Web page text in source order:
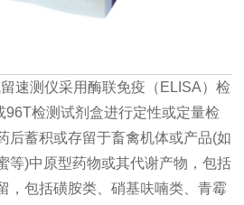
速测仪采用酶联免疫（ELISA）检
96T检测试剂盒进行定性或定量检
后蓄积或存留于畜禽机体或产品(如
等)中原型药物或其代谢产物，包括
，包括磺胺类、硝基呋喃类、青霉